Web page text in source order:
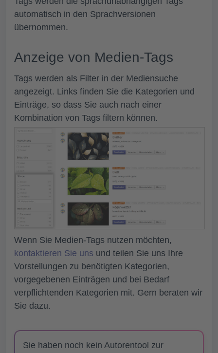
automatisch in den Sprachversionen
übernommen.
Anzeige von Medien-Tags
Tags werden als Filter in der Mediensuche
angezeigt. Links finden Sie die Kategorien und
Einträge, so dass Sie auch nach einer
Kombination von Tags filtern können.
Wenn Sie Medien-Tags nutzen möchten,
kontaktieren Sie uns und teilen Sie uns Ihre
Vorstellungen zu benötigten Kategorien,
vorgegebenen Einträgen und bei Bedarf
verpflichtenden Kategorien mit. Gern beraten wir
Sie dazu.
Sie haben noch kein Autorentool zur